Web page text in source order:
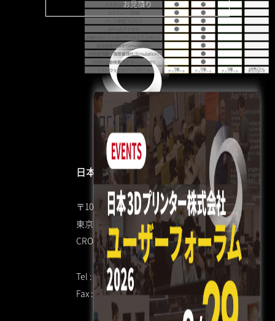
お見積り
日本3Dプリンター株式会社
〒104-0053
東京都中央区晴海4丁目7-4
CROSS DOCK HARUMI 1F
Tel : 03 3520 8928
Fax : 03 6800 7771（共通）